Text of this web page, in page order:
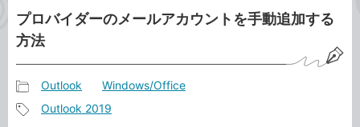
ト
プロバイダーのメールアカウントを手動追加する
方法
事
Outlook Windows/Office
Outlook 2019